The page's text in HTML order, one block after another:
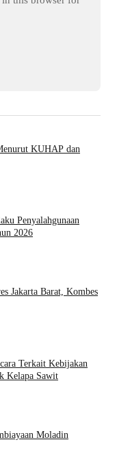
KUHAP dan
Penyalahgunaan
2026
Jakarta Barat, Kombes
Terkait Kebijakan
Kelapa Sawit
Moladin